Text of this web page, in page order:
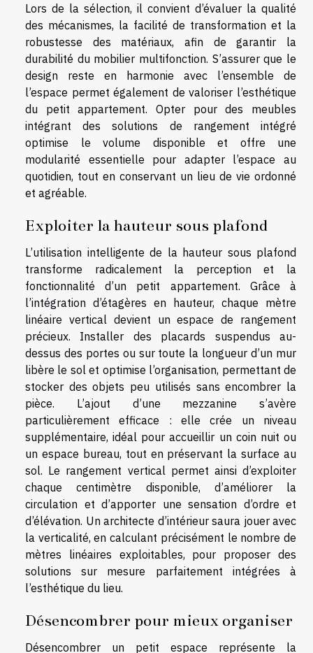
Lors de la sélection, il convient d’évaluer la qualité
des mécanismes, la facilité de transformation et la
robustesse des matériaux, afin de garantir la
durabilité du mobilier multifonction. S’assurer que le
design reste en harmonie avec l’ensemble de
l’espace permet également de valoriser l’esthétique
du petit appartement. Opter pour des meubles
intégrant des solutions de rangement intégré
optimise le volume disponible et offre une
modularité essentielle pour adapter l’espace au
quotidien, tout en conservant un lieu de vie ordonné
et agréable.
Exploiter la hauteur sous plafond
L’utilisation intelligente de la hauteur sous plafond
transforme radicalement la perception et la
fonctionnalité d’un petit appartement. Grâce à
l’intégration d’étagères en hauteur, chaque mètre
linéaire vertical devient un espace de rangement
précieux. Installer des placards suspendus au-
dessus des portes ou sur toute la longueur d’un mur
libère le sol et optimise l’organisation, permettant de
stocker des objets peu utilisés sans encombrer la
pièce. L’ajout d’une mezzanine s’avère
particulièrement efficace : elle crée un niveau
supplémentaire, idéal pour accueillir un coin nuit ou
un espace bureau, tout en préservant la surface au
sol. Le rangement vertical permet ainsi d’exploiter
chaque centimètre disponible, d’améliorer la
circulation et d’apporter une sensation d’ordre et
d’élévation. Un architecte d’intérieur saura jouer avec
la verticalité, en calculant précisément le nombre de
mètres linéaires exploitables, pour proposer des
solutions sur mesure parfaitement intégrées à
l’esthétique du lieu.
Désencombrer pour mieux organiser
Désencombrer un petit espace représente la